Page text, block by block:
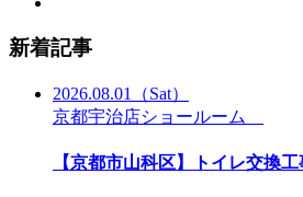
新着記事
2026.08.01
（Sat）
京都宇治店ショールーム
【京都市山科区】トイレ交換